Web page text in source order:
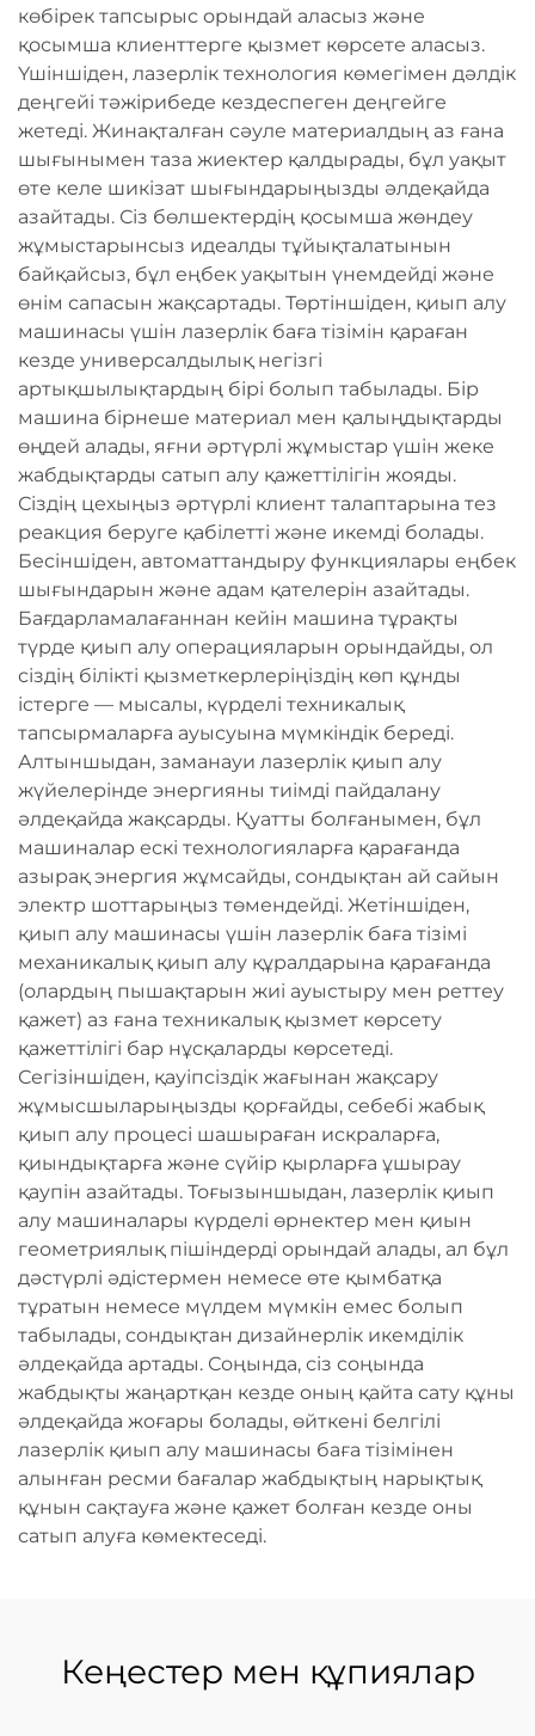
көбірек тапсырыс орындай аласыз және
қосымша клиенттерге қызмет көрсете аласыз.
Үшіншіден, лазерлік технология көмегімен дәлдік
деңгейі тәжірибеде кездеспеген деңгейге
жетеді. Жинақталған сәуле материалдың аз ғана
шығынымен таза жиектер қалдырады, бұл уақыт
өте келе шикізат шығындарыңызды әлдеқайда
азайтады. Сіз бөлшектердің қосымша жөндеу
жұмыстарынсыз идеалды тұйықталатынын
байқайсыз, бұл еңбек уақытын үнемдейді және
өнім сапасын жақсартады. Төртіншіден, қиып алу
машинасы үшін лазерлік баға тізімін қараған
кезде универсалдылық негізгі
артықшылықтардың бірі болып табылады. Бір
машина бірнеше материал мен қалыңдықтарды
өңдей алады, яғни әртүрлі жұмыстар үшін жеке
жабдықтарды сатып алу қажеттілігін жояды.
Сіздің цехыңыз әртүрлі клиент талаптарына тез
реакция беруге қабілетті және икемді болады.
Бесіншіден, автоматтандыру функциялары еңбек
шығындарын және адам қателерін азайтады.
Бағдарламалағаннан кейін машина тұрақты
түрде қиып алу операцияларын орындайды, ол
сіздің білікті қызметкерлеріңіздің көп құнды
істерге — мысалы, күрделі техникалық
тапсырмаларға ауысуына мүмкіндік береді.
Алтыншыдан, заманауи лазерлік қиып алу
жүйелерінде энергияны тиімді пайдалану
әлдеқайда жақсарды. Қуатты болғанымен, бұл
машиналар ескі технологияларға қарағанда
азырақ энергия жұмсайды, сондықтан ай сайын
электр шоттарыңыз төмендейді. Жетіншіден,
қиып алу машинасы үшін лазерлік баға тізімі
механикалық қиып алу құралдарына қарағанда
(олардың пышақтарын жиі ауыстыру мен реттеу
қажет) аз ғана техникалық қызмет көрсету
қажеттілігі бар нұсқаларды көрсетеді.
Сегізіншіден, қауіпсіздік жағынан жақсару
жұмысшыларыңызды қорғайды, себебі жабық
қиып алу процесі шашыраған искраларға,
қиындықтарға және сүйір қырларға ұшырау
қаупін азайтады. Тоғызыншыдан, лазерлік қиып
алу машиналары күрделі өрнектер мен қиын
геометриялық пішіндерді орындай алады, ал бұл
дәстүрлі әдістермен немесе өте қымбатқа
тұратын немесе мүлдем мүмкін емес болып
табылады, сондықтан дизайнерлік икемділік
әлдеқайда артады. Соңында, сіз соңында
жабдықты жаңартқан кезде оның қайта сату құны
әлдеқайда жоғары болады, өйткені белгілі
лазерлік қиып алу машинасы баға тізімінен
алынған ресми бағалар жабдықтың нарықтық
құнын сақтауға және қажет болған кезде оны
сатып алуға көмектеседі.
Кеңестер мен құпиялар